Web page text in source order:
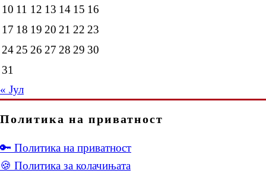
10 11 12 13 14 15 16
17 18 19 20 21 22 23
24 25 26 27 28 29 30
31
« Јул
Политика на приватност
🔑 Политика на приватност
🍪 Политика за колачињата